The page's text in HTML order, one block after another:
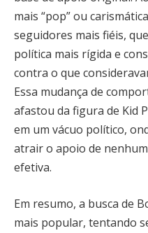
mais “pop” ou
seguidores mais fiéis,
política mais rígida e
contra o que
Essa mudança de
afastou da figura de Kid
em um vácuo político,
atrair o apoio de
efetiva.
Em resumo, a busca de
mais popular, tentando